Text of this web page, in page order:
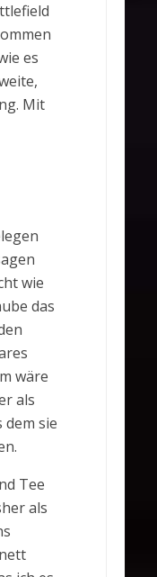
es
Mit
wie
das
wäre
als
sie
Tee
als